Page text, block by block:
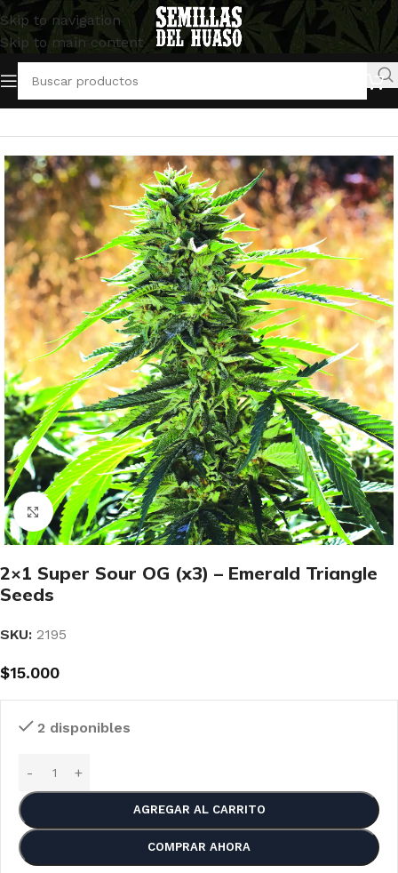
Skip to navigation
Skip to main content
Inicio/Semillas Feminizadas/Emerald Triangle Seeds
Clic para ampliar
2×1 Super Sour OG (x3) – Emerald Triangle
Seeds
SKU: 2195
$15.000
2 disponibles
AGREGAR AL CARRITO
COMPRAR AHORA